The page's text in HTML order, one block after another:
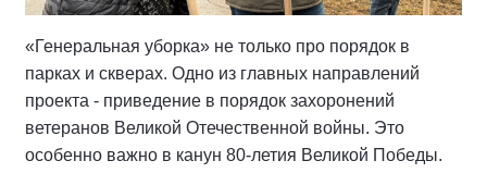
«Генеральная уборка» не только про порядок в
парках и скверах. Одно из главных направлений
проекта - приведение в порядок захоронений
ветеранов Великой Отечественной войны. Это
особенно важно в канун 80-летия Великой Победы.